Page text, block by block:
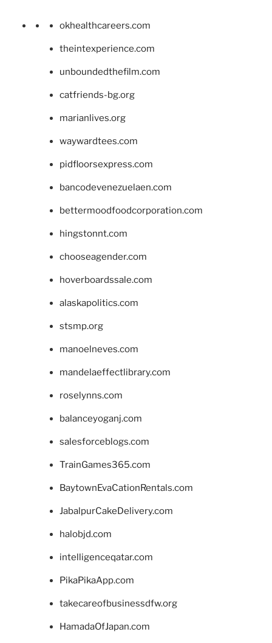
okhealthcareers.com
theintexperience.com
unboundedthefilm.com
catfriends-bg.org
marianlives.org
waywardtees.com
pidfloorsexpress.com
bancodevenezuelaen.com
bettermoodfoodcorporation.com
hingstonnt.com
chooseagender.com
hoverboardssale.com
alaskapolitics.com
stsmp.org
manoelneves.com
mandelaeffectlibrary.com
roselynns.com
balanceyoganj.com
salesforceblogs.com
TrainGames365.com
BaytownEvaCationRentals.com
JabalpurCakeDelivery.com
halobjd.com
intelligenceqatar.com
PikaPikaApp.com
takecareofbusinessdfw.org
HamadaOfJapan.com